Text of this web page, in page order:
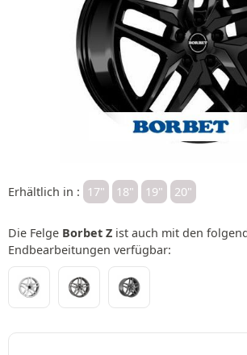
Erhältlich in : 17" 18" 19" 20"
Die Felge Borbet Z ist auch mit den
Endbearbeitungen verfügbar: